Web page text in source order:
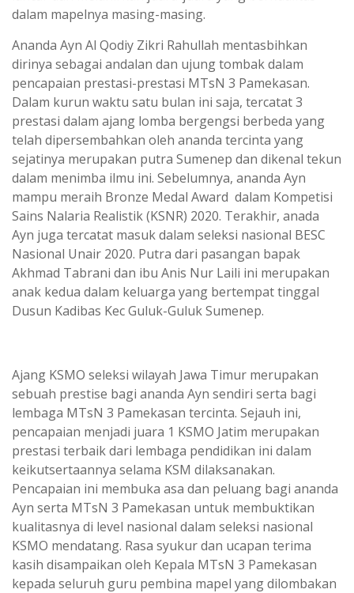
dalam mapelnya masing-masing.
Ananda Ayn Al Qodiy Zikri Rahullah mentasbihkan
dirinya sebagai andalan dan ujung tombak dalam
pencapaian prestasi-prestasi MTsN 3 Pamekasan.
Dalam kurun waktu satu bulan ini saja, tercatat 3
prestasi dalam ajang lomba bergengsi berbeda yang
telah dipersembahkan oleh ananda tercinta yang
sejatinya merupakan putra Sumenep dan dikenal tekun
dalam menimba ilmu ini. Sebelumnya, ananda Ayn
mampu meraih Bronze Medal Award dalam Kompetisi
Sains Nalaria Realistik (KSNR) 2020. Terakhir, anada
Ayn juga tercatat masuk dalam seleksi nasional BESC
Nasional Unair 2020. Putra dari pasangan bapak
Akhmad Tabrani dan ibu Anis Nur Laili ini merupakan
anak kedua dalam keluarga yang bertempat tinggal
Dusun Kadibas Kec Guluk-Guluk Sumenep.
Ajang KSMO seleksi wilayah Jawa Timur merupakan
sebuah prestise bagi ananda Ayn sendiri serta bagi
lembaga MTsN 3 Pamekasan tercinta. Sejauh ini,
pencapaian menjadi juara 1 KSMO Jatim merupakan
prestasi terbaik dari lembaga pendidikan ini dalam
keikutsertaannya selama KSM dilaksanakan.
Pencapaian ini membuka asa dan peluang bagi ananda
Ayn serta MTsN 3 Pamekasan untuk membuktikan
kualitasnya di level nasional dalam seleksi nasional
KSMO mendatang. Rasa syukur dan ucapan terima
kasih disampaikan oleh Kepala MTsN 3 Pamekasan
kepada seluruh guru pembina mapel yang dilombakan